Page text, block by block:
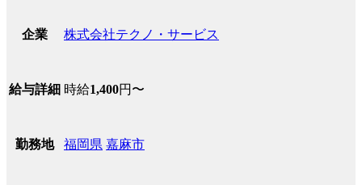
企業 株式会社テクノ・サービス
給与詳細 時給1,400円〜
勤務地 福岡県 嘉麻市